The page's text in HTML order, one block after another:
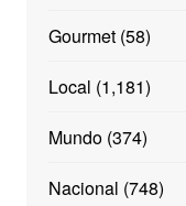
Gourmet(58)
Local (1,181)
Mundo(374)
Nacional (748)